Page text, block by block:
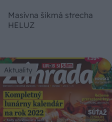
Masívna šikmá strecha
HELUZ
Aktuality